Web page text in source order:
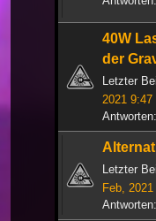
40W
der
Letzter
2021 9:47
Antworten:
Letzter
Feb,
Antworten: